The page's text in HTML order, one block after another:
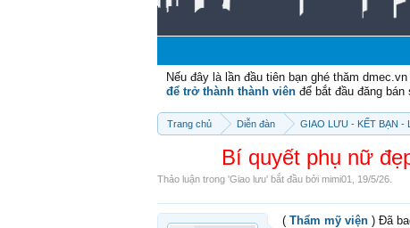
Nếu đây là lần đầu tiên bạn ghé thăm
để trở thành thành viên để bắt đầu đăng
Trang chủ Diễn đàn GIAO LƯU - KẾT BẠN -
Bí quyết phụ nữ
Thảo luận trong 'Giao lưu' bắt đầu bởi mimi01 19/5/26
( Thẩm mỹ viện ) Đã